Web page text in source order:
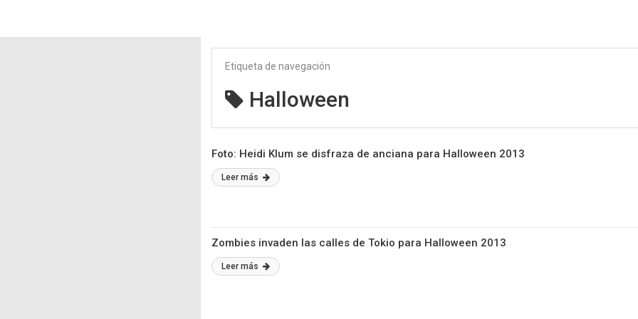
Etiqueta de navegación
Halloween
Foto: Heidi Klum se disfraza de anciana para Halloween 2013
Leer más
Zombies invaden las calles de Tokio para Halloween 2013
Leer más